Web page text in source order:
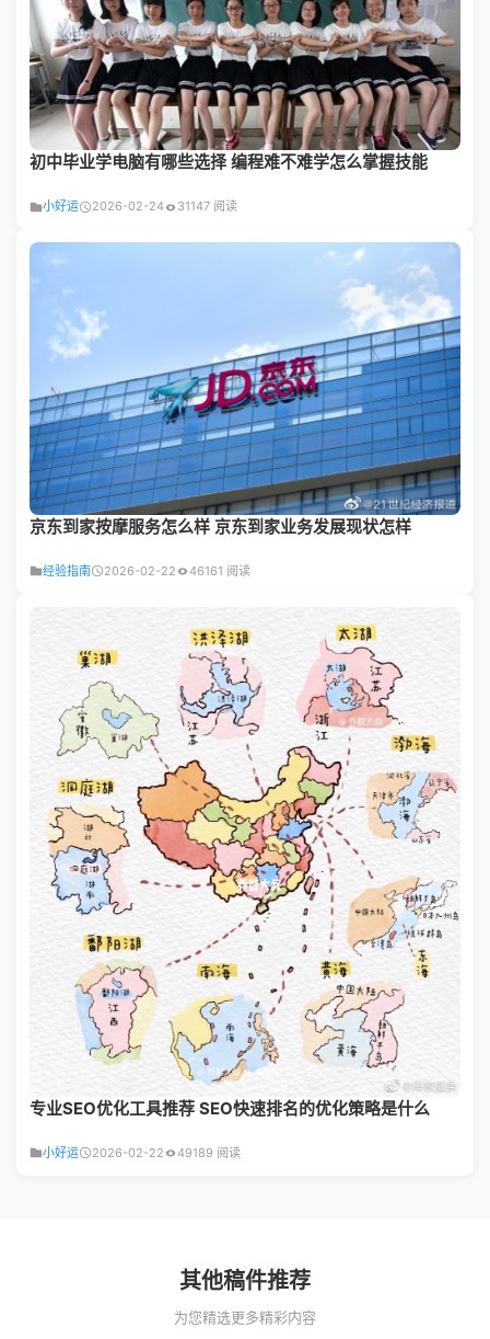
初中毕业学电脑有哪些选择 编程难不难学怎么掌握技能
小好运 2026-02-24 31147 阅读
京东到家按摩服务怎么样 京东到家业务发展现状怎样
经验指南 2026-02-22 46161 阅读
专业SEO优化工具推荐 SEO快速排名的优化策略是什么
小好运 2026-02-22 49189 阅读
其他稿件推荐
为您精选更多精彩内容